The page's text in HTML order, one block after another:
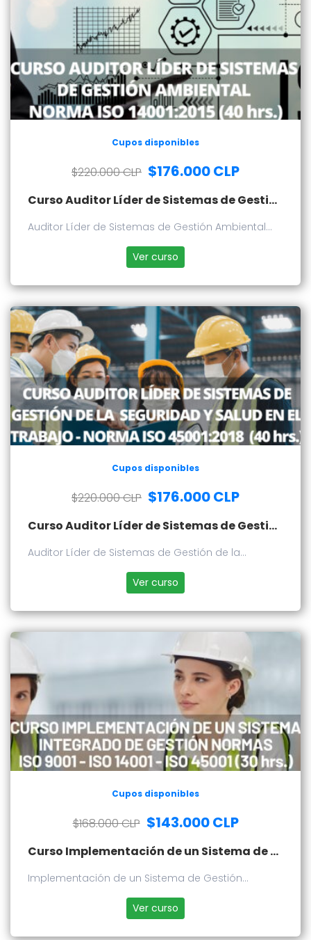
Cupos disponibles
$220.000 CLP $176.000 CLP
Curso Auditor Líder de Sistemas de Gestión Ambiental Norma ISO 14001:2015
Auditor Líder de Sistemas de Gestión Ambiental
Ver curso
Cupos disponibles
$220.000 CLP $176.000 CLP
Curso Auditor Líder de Sistemas de Gestión de la Seguridad y Salud en el Trabajo - Norma 45001:2018
Auditor Líder de Sistemas de Gestión de la
Ver curso
Cupos disponibles
$168.000 CLP $143.000 CLP
Curso Implementación de un Sistema de Gestión Integrado - Normas ISO 9001 - ISO 14001 - ISO 45001
Implementación de un Sistema de Gestión
Integrado - Normas ISO 9001 - ISO 14001 - ISO 45001
Ver curso